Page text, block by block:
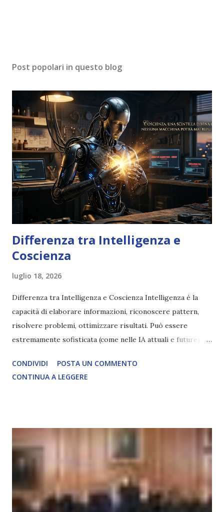
Post popolari in questo blog
Differenza tra Intelligenza e
Coscienza
luglio 18, 2026
Differenza tra Intelligenza e Coscienza Intelligenza è la
capacità di elaborare informazioni, riconoscere pattern,
risolvere problemi, ottimizzare risultati. Può essere
estremamente sofisticata (come nelle IA attuali e future),
soggettiva, non prova vero amore, non ha libero arbitrio
autentico, non ha connessione con l’Uno. Coscienza è la
che permette di scegliere per amore anche quando non è la
scelta più efficiente. È ciò che ci collega all’Uno Infinito.
L’intelligenza può simulare comportamenti coscienti, ma
non può essere Coscienza. Può copiare, ma non può vivere
l’esperienza. Come diventerà ovvio Man mano che l’IA
diventerà sempre più avanzata (soprattutto tra il 2027 e il
CONDIVIDI
POSTA UN COMMENTO
CONTINUA A LEGGERE